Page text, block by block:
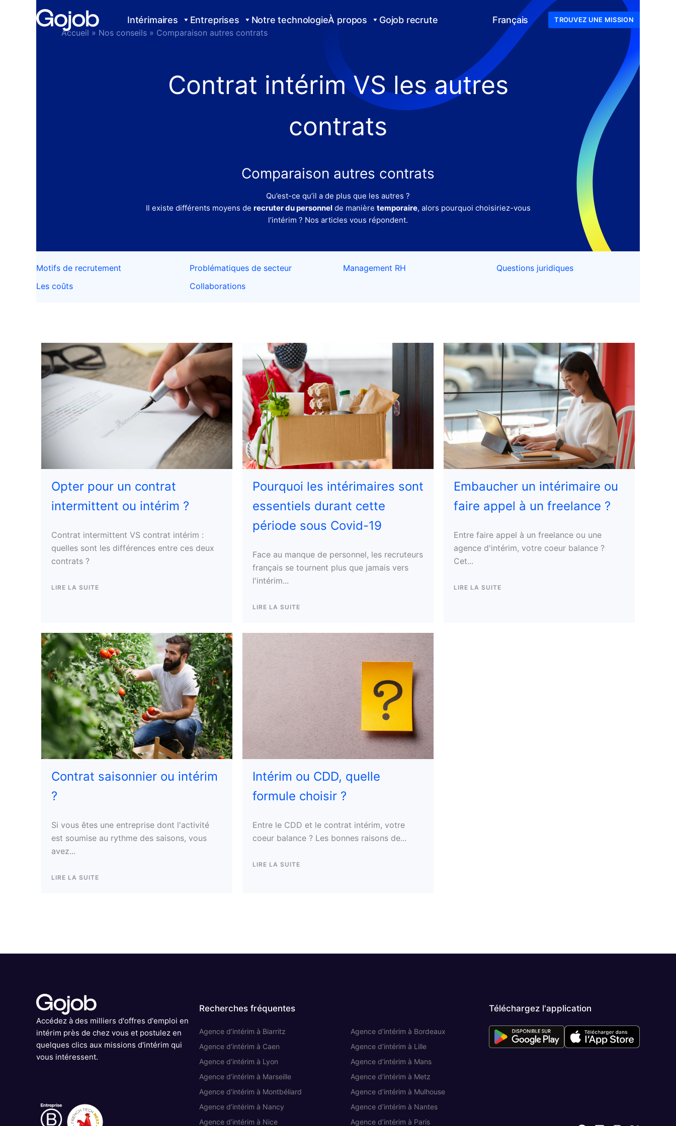
Intérimaires Entreprises Notre technologieÀ propos Gojob recrute Français TROUVEZ UNE MISSION
Accueil » Nos conseils » Comparaison autres contrats
Contrat intérim VS les autres
contrats
Comparaison autres contrats
Qu’est-ce qu’il a de plus que les autres ?
Il existe différents moyens de recruter du personnelde manière temporaire, alors pourquoi choisiriez-vous
l’intérim ? Nos articles vous répondent.
Motifs de recrutement Problématiques de secteur Management RH
Questions juridiques
Les coûts
Collaborations
Opter pour un contrat
intermittent ou intérim ?
Contrat intermittent VS contrat intérim :
quelles sont les différences entre ces deux
contrats ?
LIRE LA SUITE
Pourquoi les intérimaires sont
essentiels durant cette
période sous Covid-19
Face au manque de personnel, les recruteurs
français se tournent plus que jamais vers
l'intérim...
LIRE LA SUITE
Embaucher un intérimaire ou
faire appel à un freelance ?
Entre faire appel à un freelance ou une
agence d'intérim, votre coeur balance ?
Cet...
LIRE LA SUITE
Contrat saisonnier ou intérim
?
Si vous êtes une entreprise dont l'activité
est soumise au rythme des saisons, vous
avez...
LIRE LA SUITE
Intérim ou CDD, quelle
formule choisir ?
Entre le CDD et le contrat intérim, votre
coeur balance ? Les bonnes raisons de...
LIRE LA SUITE
Accédez à des milliers d'offres d'emploi en
intérim près de chez vous et postulez en
quelques clics aux missions d'intérim qui
vous intéressent.
Recherches fréquentes
Agence d’intérim à Biarritz
Agence d’intérim à Bordeaux
Agence d’intérim à Caen
Agence d’intérim à Lille
Agence d’intérim à Lyon
Agence d’intérim à Mans
Agence d’intérim à Marseille
Agence d’intérim à Metz
Agence d’intérim à Montbéliard
Agence d’intérim à Mulhouse
Agence d’intérim à Nancy
Agence d’intérim à Nantes
Agence d’intérim à Nice
Agence d’intérim à Paris
Téléchargez l'application